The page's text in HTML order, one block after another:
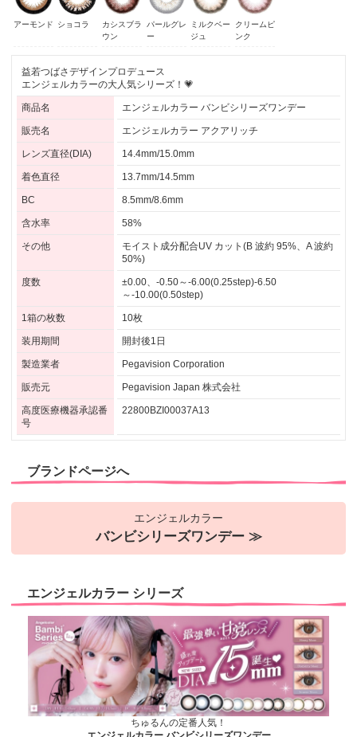
アーモンド ショコラ カシスブラ
ウン
パールグレ
ー
ミルクベー
ジュ
クリームピ
ンク
益若つばさデザインプロデュース
エンジェルカラーの大人気シリーズ！💗
商品名 エンジェルカラー バンビシリーズワンデー
販売名 エンジェルカラー アクアリッチ
レンズ直径(DIA) 14.4mm/15.0mm
着色直径 13.7mm/14.5mm
BC 8.5mm/8.6mm
含水率 58%
その他
モイスト成分配合UV カット(B 波約 95%、A 波約
50%)
度数
±0.00、-0.50～-6.00(0.25step)-6.50
～-10.00(0.50step)
1箱の枚数 10枚
装用期間 開封後1日
製造業者 Pegavision Corporation
販売元 Pegavision Japan 株式会社
高度医療機器承認番
号
22800BZI00037A13
ブランドページへ
エンジェルカラー
バンビシリーズワンデー ≫
エンジェルカラー シリーズ
ちゅるんの定番人気！